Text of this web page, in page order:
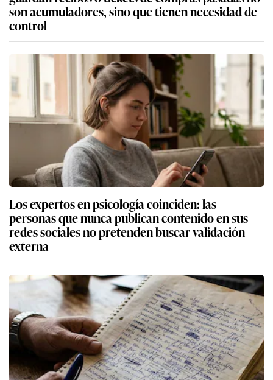
son acumuladores, sino que tienen necesidad de
control
Los expertos en psicología coinciden: las
personas que nunca publican contenido en sus
redes sociales no pretenden buscar validación
externa